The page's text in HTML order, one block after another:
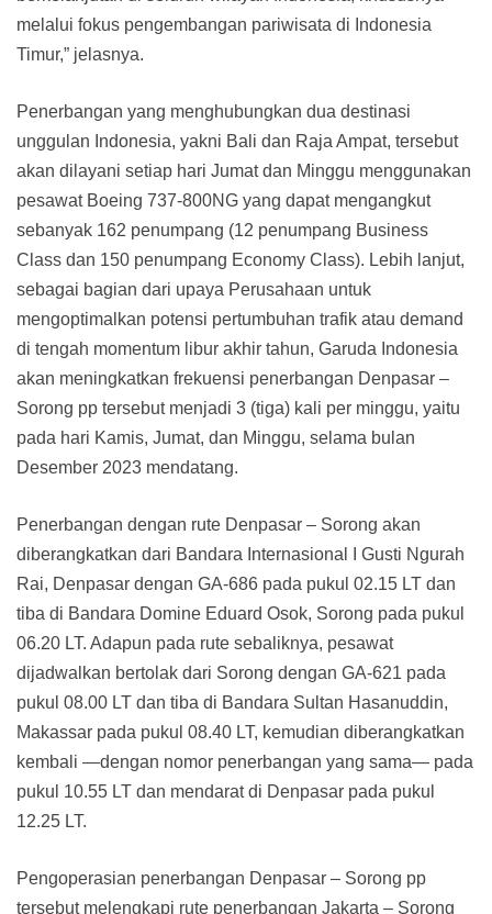
melalui fokus pengembangan pariwisata di Indonesia
Timur,” jelasnya.
Penerbangan yang menghubungkan dua destinasi
unggulan Indonesia, yakni Bali dan Raja Ampat, tersebut
akan dilayani setiap hari Jumat dan Minggu menggunakan
pesawat Boeing 737-800NG yang dapat mengangkut
sebanyak 162 penumpang (12 penumpang Business
Class dan 150 penumpang Economy Class). Lebih lanjut,
sebagai bagian dari upaya Perusahaan untuk
mengoptimalkan potensi pertumbuhan trafik atau demand
di tengah momentum libur akhir tahun, Garuda Indonesia
akan meningkatkan frekuensi penerbangan Denpasar –
Sorong pp tersebut menjadi 3 (tiga) kali per minggu, yaitu
pada hari Kamis, Jumat, dan Minggu, selama bulan
Desember 2023 mendatang.
Penerbangan dengan rute Denpasar – Sorong akan
diberangkatkan dari Bandara Internasional I Gusti Ngurah
Rai, Denpasar dengan GA-686 pada pukul 02.15 LT dan
tiba di Bandara Domine Eduard Osok, Sorong pada pukul
06.20 LT. Adapun pada rute sebaliknya, pesawat
dijadwalkan bertolak dari Sorong dengan GA-621 pada
pukul 08.00 LT dan tiba di Bandara Sultan Hasanuddin,
Makassar pada pukul 08.40 LT, kemudian diberangkatkan
kembali —dengan nomor penerbangan yang sama— pada
pukul 10.55 LT dan mendarat di Denpasar pada pukul
12.25 LT.
Pengoperasian penerbangan Denpasar – Sorong pp
tersebut melengkapi rute penerbangan Jakarta – Sorong